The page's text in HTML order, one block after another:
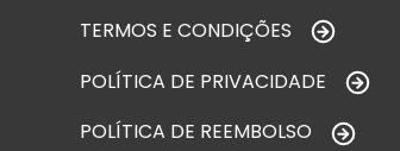
TERMOS E CONDIÇÕES
POLÍTICA DE PRIVACIDADE
POLÍTICA DE REEMBOLSO